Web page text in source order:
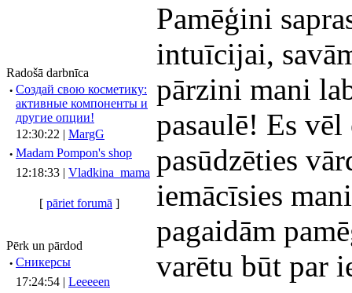
Radošā darbnīca
· Создай свою косметику:
активные компоненты и
другие опции!
12:30:22 | MargG
· Madam Pompon's shop
12:18:33 | Vladkina_mama
[ pāriet forumā ]
Pērk un pārdod
· Сникерсы
17:24:54 | Leeeeen
Pamēģini
intuīcijai,
pārzini mani
pasaulē! Es
pasūdzēties
iemācīsies
pagaidām
varētu būt par